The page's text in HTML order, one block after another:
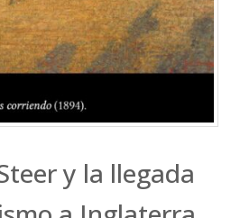
y la llegada